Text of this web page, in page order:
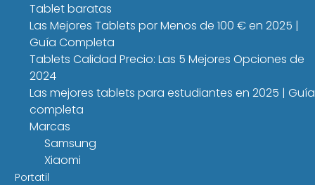
Tablet baratas
Las Mejores Tablets por Menos de 100 € en 2025 |
Guía Completa
Tablets Calidad Precio: Las 5 Mejores Opciones de
2024
Las mejores tablets para estudiantes en 2025 | Guía
completa
Marcas
Samsung
Xiaomi
Portatil